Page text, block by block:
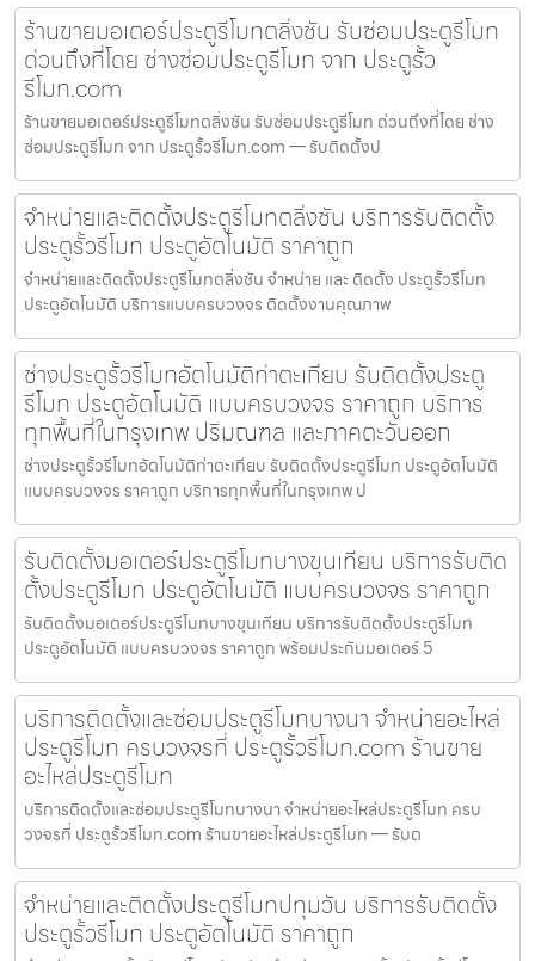
ร้านขายมอเตอร์ประตูรีโมทตลิ่งชัน รับซ่อมประตูรีโมท
ด่วนถึงที่โดย ช่างซ่อมประตูรีโมท จาก ประตูรั้ว
รีโมท.com
ร้านขายมอเตอร์ประตูรีโมทตลิ่งชัน รับซ่อมประตูรีโมท ด่วนถึงที่โดย ช่าง
ซ่อมประตูรีโมท จาก ประตูรั้วรีโมท.com — รับติดตั้งป
จำหน่ายและติดตั้งประตูรีโมทตลิ่งชัน บริการรับติดตั้ง
ประตูรั้วรีโมท ประตูอัตโนมัติ ราคาถูก
จำหน่ายและติดตั้งประตูรีโมทตลิ่งชัน จำหน่าย และ ติดตั้ง ประตูรั้วรีโมท
ประตูอัตโนมัติ บริการแบบครบวงจร ติดตั้งงานคุณภาพ
ช่างประตูรั้วรีโมทอัตโนมัติท่าตะเกียบ รับติดตั้งประตู
รีโมท ประตูอัตโนมัติ แบบครบวงจร ราคาถูก บริการ
ทุกพื้นที่ในกรุงเทพ ปริมณฑล และภาคตะวันออก
ช่างประตูรั้วรีโมทอัตโนมัติท่าตะเกียบ รับติดตั้งประตูรีโมท ประตูอัตโนมัติ
แบบครบวงจร ราคาถูก บริการทุกพื้นที่ในกรุงเทพ ป
รับติดตั้งมอเตอร์ประตูรีโมทบางขุนเทียน บริการรับติด
ตั้งประตูรีโมท ประตูอัตโนมัติ แบบครบวงจร ราคาถูก
รับติดตั้งมอเตอร์ประตูรีโมทบางขุนเทียน บริการรับติดตั้งประตูรีโมท
ประตูอัตโนมัติ แบบครบวงจร ราคาถูก พร้อมประกันมอเตอร์ 5
บริการติดตั้งและซ่อมประตูรีโมทบางนา จำหน่ายอะไหล่
ประตูรีโมท ครบวงจรที่ ประตูรั้วรีโมท.com ร้านขาย
อะไหล่ประตูรีโมท
บริการติดตั้งและซ่อมประตูรีโมทบางนา จำหน่ายอะไหล่ประตูรีโมท ครบ
วงจรที่ ประตูรั้วรีโมท.com ร้านขายอะไหล่ประตูรีโมท — รับต
จำหน่ายและติดตั้งประตูรีโมทปทุมวัน บริการรับติดตั้ง
ประตูรั้วรีโมท ประตูอัตโนมัติ ราคาถูก